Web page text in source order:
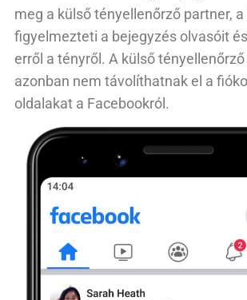
meg a külső tényellenőrző partner,
figyelmezteti a bejegyzés olvasóit
erről a tényről. A külső
azonban nem távolíthatnak el a
oldalakat a Facebookról.